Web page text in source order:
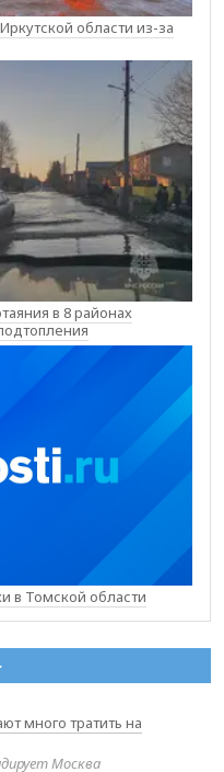
области из-за
в 8 районах
в Томской области
много тратить на
Москва